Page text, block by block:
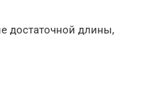
достаточной длины,